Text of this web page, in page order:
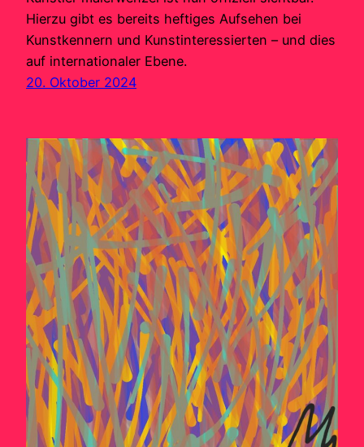
Hierzu gibt es bereits heftiges Aufsehen bei
Kunstkennern und Kunstinteressierten – und dies
auf internationaler Ebene.
20. Oktober 2024